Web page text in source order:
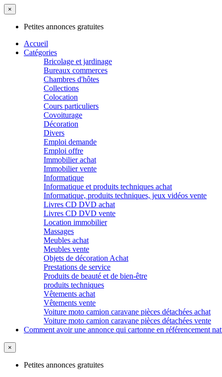
×
Petites annonces gratuites
Accueil
Catégories
Bricolage et jardinage
Bureaux commerces
Chambres d'hôtes
Collections
Colocation
Cours particuliers
Covoiturage
Décoration
Divers
Emploi demande
Emploi offre
Immobilier achat
Immobilier vente
Informatique
Informatique et produits techniques achat
Informatique, produits techniques, jeux vidéos vente
Livres CD DVD achat
Livres CD DVD vente
Location immobilier
Massages
Meubles achat
Meubles vente
Objets de décoration Achat
Prestations de service
Produits de beauté et de bien-être
produits techniques
Vêtements achat
Vêtements vente
Voiture moto camion caravane pièces détachées achat
Voiture moto camion caravane pièces détachées vente
Comment avoir une annonce qui cartonne en référencement
×
Petites annonces gratuites